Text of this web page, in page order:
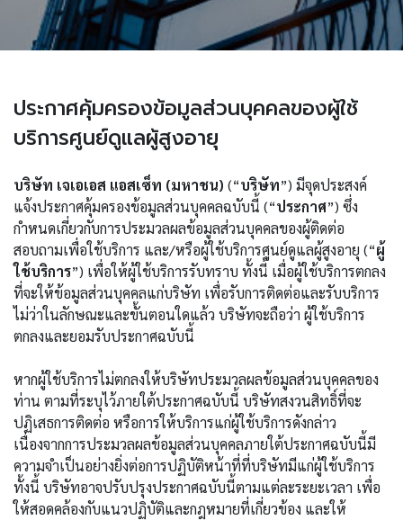
ประกาศคุ้มครองข้อมูลส่วนบุคคลของผู้ใช้
บริการศูนย์ดูแลผู้สูงอายุ
บริษัท เจเอเอส แอสเซ็ท (มหาชน) (“บริษัท”) มีจุดประสงค์
แจ้งประกาศคุ้มครองข้อมูลส่วนบุคคลฉบับนี้ (“ประกาศ”) ซึ่ง
กำหนดเกี่ยวกับการประมวลผลข้อมูลส่วนบุคคลของผู้ติดต่อ
สอบถามเพื่อใช้บริการ และ/หรือผู้ใช้บริการศูนย์ดูแลผู้สูงอายุ (“ผู้
ใช้บริการ”) เพื่อให้ผู้ใช้บริการรับทราบ ทั้งนี้ เมื่อผู้ใช้บริการตกลง
ที่จะให้ข้อมูลส่วนบุคคลแก่บริษัท เพื่อรับการติดต่อและรับบริการ
ไม่ว่าในลักษณะและขั้นตอนใดแล้ว บริษัทจะถือว่า ผู้ใช้บริการ
ตกลงและยอมรับประกาศฉบับนี้
หากผู้ใช้บริการไม่ตกลงให้บริษัทประมวลผลข้อมูลส่วนบุคคลของ
ท่าน ตามที่ระบุไว้ภายใต้ประกาศฉบับนี้ บริษัทสงวนสิทธิ์ที่จะ
ปฏิเสธการติดต่อ หรือการให้บริการแก่ผู้ใช้บริการดังกล่าว
เนื่องจากการประมวลผลข้อมูลส่วนบุคคลภายใต้ประกาศฉบับนี้มี
ความจำเป็นอย่างยิ่งต่อการปฏิบัติหน้าที่ที่บริษัทมีแก่ผู้ใช้บริการ
ทั้งนี้ บริษัทอาจปรับปรุงประกาศฉบับนี้ตามแต่ละระยะเวลา เพื่อ
ให้สอดคล้องกับแนวปฏิบัติและกฎหมายที่เกี่ยวข้อง และให้